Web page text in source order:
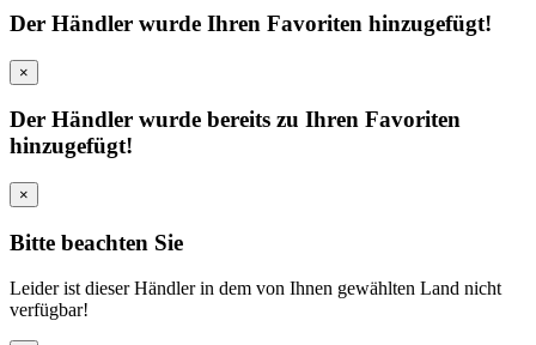
Der Händler wurde Ihren Favoriten hinzugefügt!
×
Der Händler wurde bereits zu Ihren Favoriten
hinzugefügt!
×
Bitte beachten Sie
Leider ist dieser Händler in dem von Ihnen gewählten Land nicht
verfügbar!